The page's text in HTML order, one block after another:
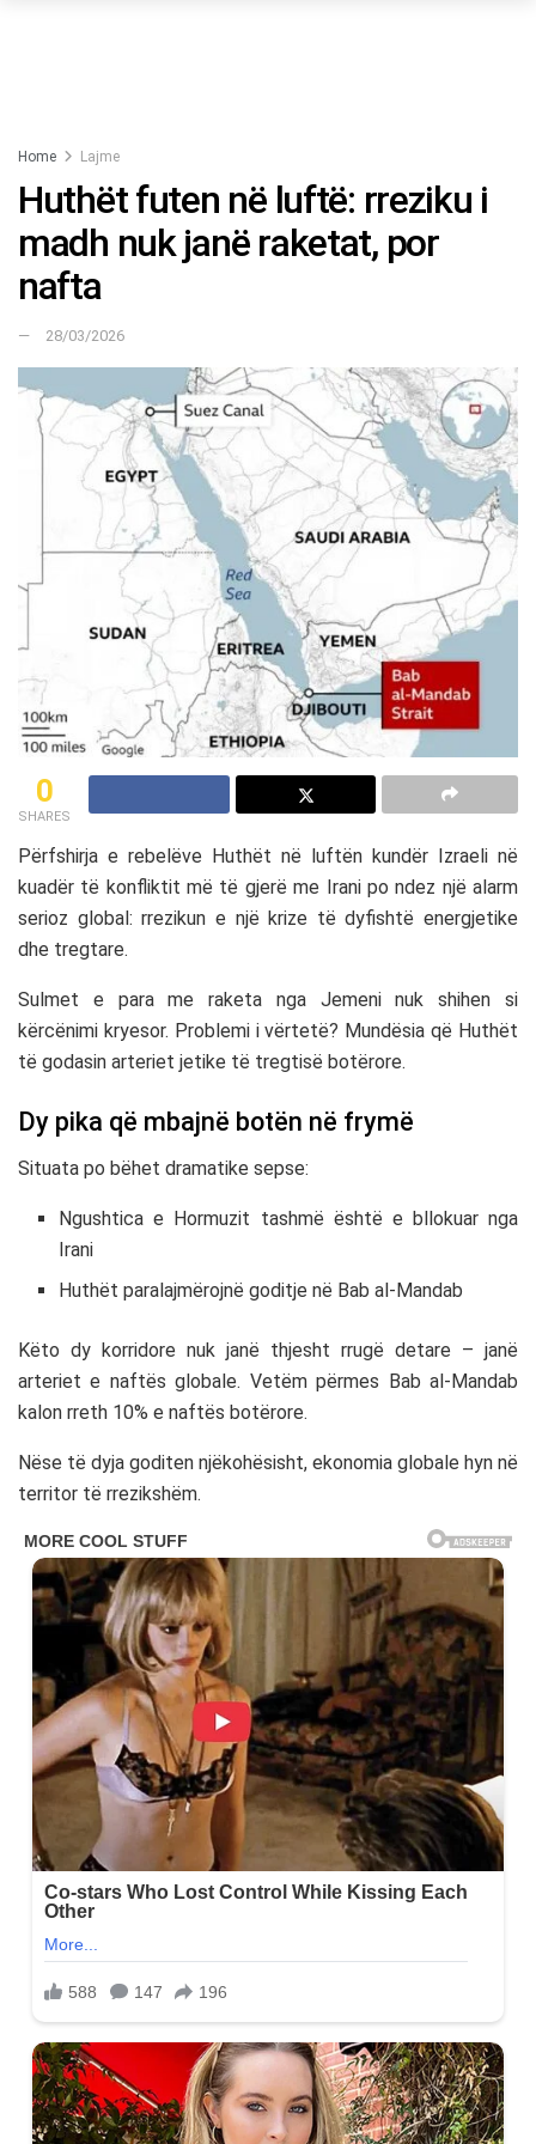
Home Lajme
Huthët futen në luftë: rreziku i
madh nuk janë raketat, por
nafta
28/03/2026
0
SHARES
Përfshirja e rebelëve Huthët në luftën kundër Izraeli në
kuadër të konfliktit më të gjerë me
Iranipo ndez një alarm
serioz global: rrezikun e një krize të dyfishtë energjetike
dhe tregtare.
Sulmet e para me raketa nga Jemeni nuk shihen si
kërcënimi kryesor. Problemi i vërtetë? Mundësia që Huthët
të godasin arteriet jetike të tregtisë botërore.
Dy pika që mbajnë botën në frymë
Situata po bëhet dramatike sepse:
Ngushtica e Hormuzit tashmë është e bllokuar nga
Irani
Huthët paralajmërojnë goditje në Bab al-Mandab
Këto dy korridore nuk janë thjesht rrugë detare – janë
arteriet e naftës globale. Vetëm përmes Bab al-Mandab
kalon rreth 10% e naftës botërore.
Nëse të dyja goditen njëkohësisht, ekonomia globale hyn në
territor të rrezikshëm.